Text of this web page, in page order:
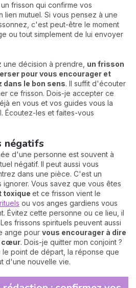
frisson qui confirme vos
lien mutuel. Si vous pensez à une
c'est peut-être le moment
ou tout simplement de lui envoyer
une décision à prendre, un frisson
pour vous encourager et
dans le bon sens. Il suffit d'écouter
ce frisson. Dois-je accepter ce
en vous et vos guides vous la
Écoutez-les et faites-vous
négatifs
d'une personne est souvent à
négatif. Il peut aussi vous
dans une pièce. C'est un
ignorer. Vous savez que vous êtes
toxique et ce frisson vient le
ou vos anges gardiens vous
Évitez cette personne ou ce lieu, il
frissons spirituels peuvent aussi
ange pour vous encourager à dire
cœur. Dois-je quitter mon conjoint ?
le point de départ, la réponse que
d'une nouvelle vie.